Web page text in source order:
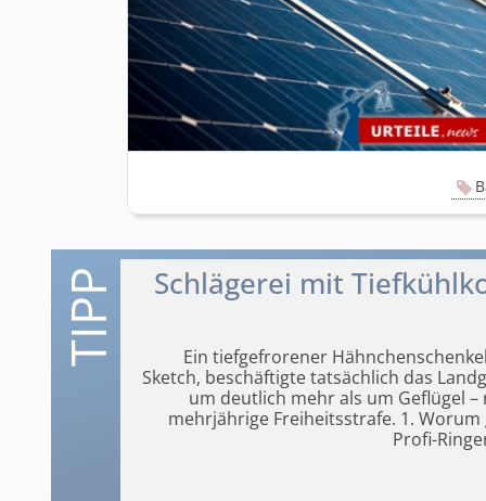
Schlägerei mit
Ein tiefgefrorener
Sketch, beschäftigte tatsächlich das
um deutlich mehr als um Geflügel
mehrjährige Freiheitsstrafe. 1.
Profi-